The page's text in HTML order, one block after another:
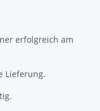
erfolgreich am
Lieferung.